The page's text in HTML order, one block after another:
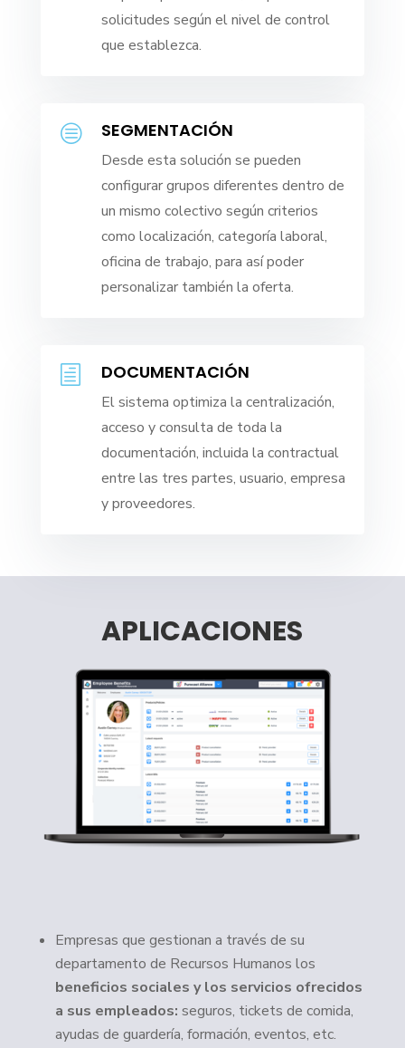
solicitudes según el nivel de control
que establezca.
c SEGMENTACIÓN
Desde esta solución se pueden
configurar grupos diferentes dentro de
un mismo colectivo según criterios
como localización, categoría laboral,
oficina de trabajo, para así poder
personalizar también la oferta.
h DOCUMENTACIÓN
El sistema optimiza la centralización,
acceso y consulta de toda la
documentación, incluida la contractual
entre las tres partes, usuario, empresa
y proveedores.
APLICACIONES
Empresas que gestionan a través de su
departamento de Recursos Humanos los
beneficios sociales y los servicios ofrecidos
a sus empleados: seguros, tickets de comida,
ayudas de guardería, formación, eventos, etc.